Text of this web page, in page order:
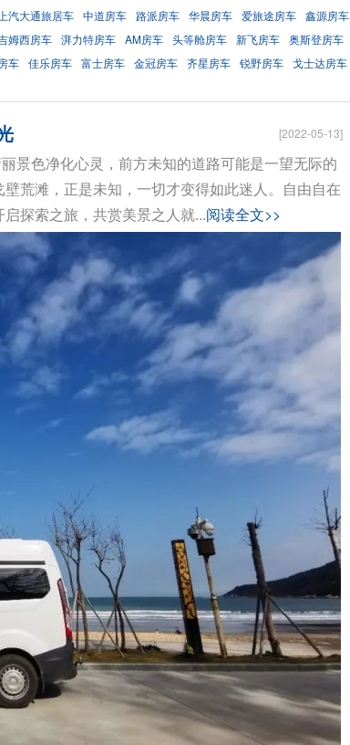
上汽大通旅居车 中道房车 路派房车 华晨房车 爱旅途房车 鑫源房车
姆西房车 湃力特房车 AM房车 头等舱房车 新飞房车 奥斯登房车
车 佳乐房车 富士房车 金冠房车 齐星房车 锐野房车 戈士达房车
[2022-05-13]
景色净化心灵，前方未知的道路可能是一望无际的
荒滩，正是未知，一切才变得如此迷人。自由自在
探索之旅，共赏美景之人就...阅读全文>>